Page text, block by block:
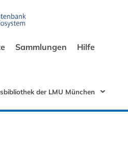
Sammlungen Hilfe
der LMU München